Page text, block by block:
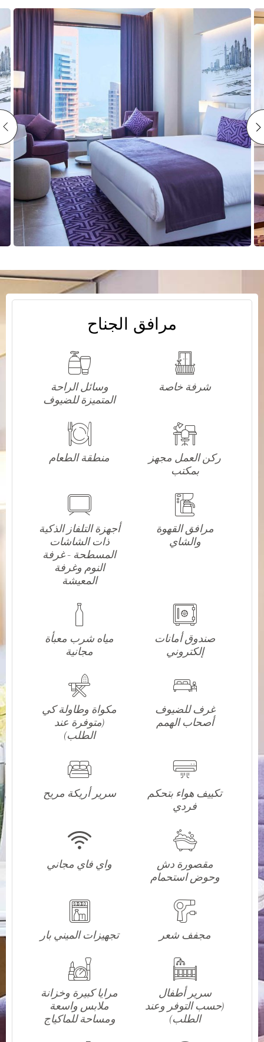
مرافق الجناح
شرفة خاصة
وسائل الراحة
المتميزة للضيوف
ركن العمل مجهز
بمكتب
منطقة الطعام
مرافق القهوة
والشاي
أجهزة التلفاز الذكية
ذات الشاشات
المسطحة - غرفة
النوم وغرفة
المعيشة
صندوق أمانات
إلكتروني
مياه شرب معبأة
مجانية
غرف للضيوف
أصحاب الهمم
مكواة وطاولة كي
(متوفرة عند
الطلب)
تكييف هواء بتحكم
فردي
سرير أريكة مريح
مقصورة دش
وحوض استحمام
واي فاي مجاني
مجفف شعر تجهيزات الميني بار
سرير أطفال
(حسب التوفر وعند
الطلب)
مرايا كبيرة وخزانة
ملابس واسعة
ومساحة للماكياج